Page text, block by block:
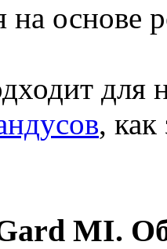
на основе
для
, как
MI.